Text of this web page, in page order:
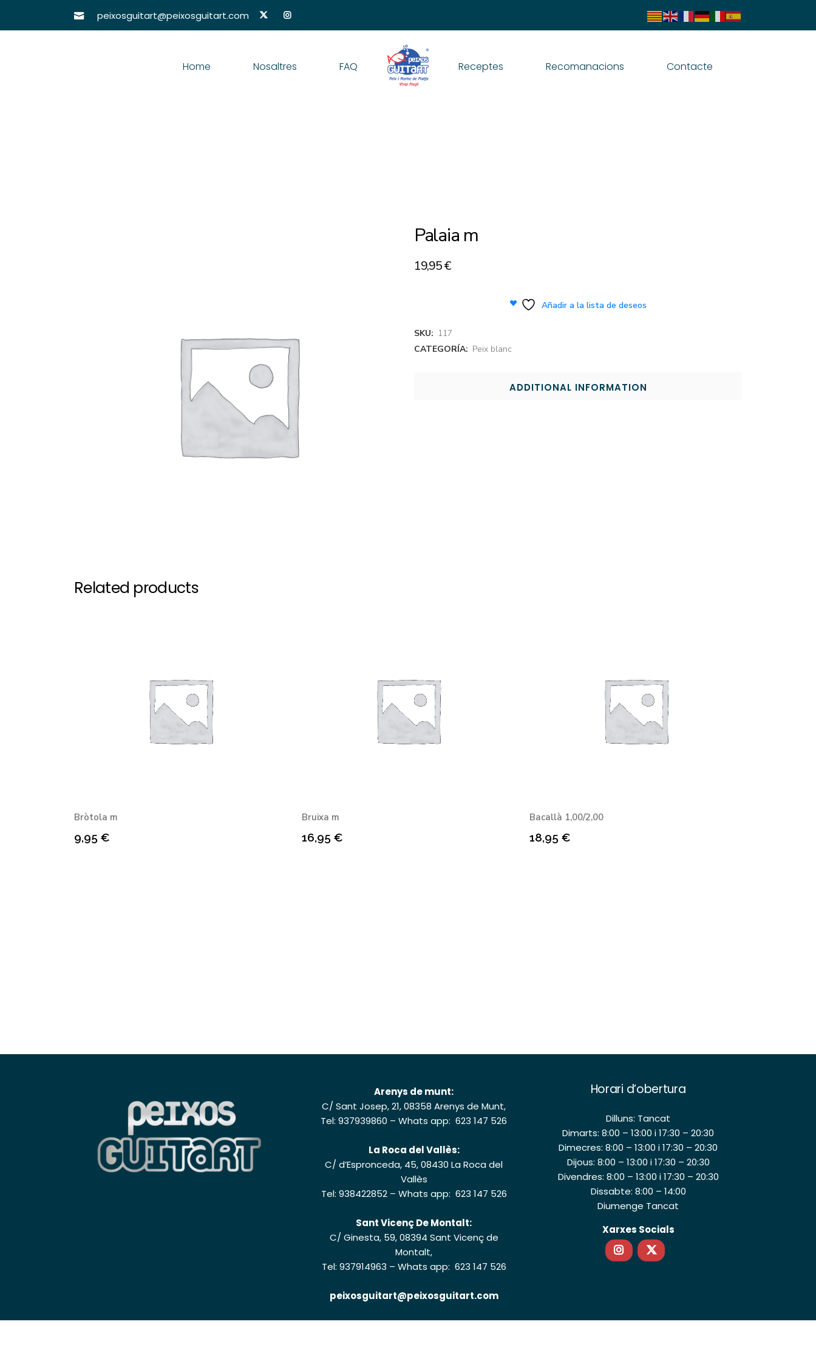
peixosguitart@peixosguitart.com
Home Nosaltres FAQ Receptes Recomanacions Contacte
Palaia m
19,95€
Añadir a la lista de deseos
SKU: 117
CATEGORÍA: Peix blanc
ADDITIONAL INFORMATION
Related products
Bròtola m
9,95 €
Bruixa m
16,95 €
Bacallà 1,00/2,00
18,95 €
Arenys de munt:
C/ Sant Josep, 21, 08358 Arenys de Munt,
Tel: 937939860 –Whats app: 623 147 526
La Roca del Vallès:
C/ d’Espronceda, 45, 08430 La Roca del
Vallès
Tel: 938422852– Whats app: 623 147 526
Sant Vicenç De Montalt:
C/ Ginesta, 59, 08394 Sant Vicenç de
Montalt,
Tel: 937914963 – Whats app: 623 147 526
peixosguitart@peixosguitart.com
Horari d’obertura
Dilluns: Tancat
Dimarts: 8:00 – 13:00 i 17:30 – 20:30
Dimecres: 8:00 – 13:00 i 17:30 – 20:30
Dijous: 8:00 – 13:00 i 17:30 – 20:30
Divendres: 8:00 – 13:00 i 17:30 – 20:30
Dissabte: 8:00 – 14:00
Diumenge Tancat
Xarxes Socials